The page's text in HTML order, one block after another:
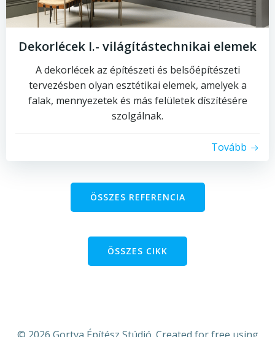
Dekorlécek I.- világítástechnikai elemek
A dekorlécek az építészeti és belsőépítészeti
tervezésben olyan esztétikai elemek, amelyek a
falak, mennyezetek és más felületek díszítésére
szolgálnak.
Tovább
ÖSSZES REFERENCIA
ÖSSZES CIKK